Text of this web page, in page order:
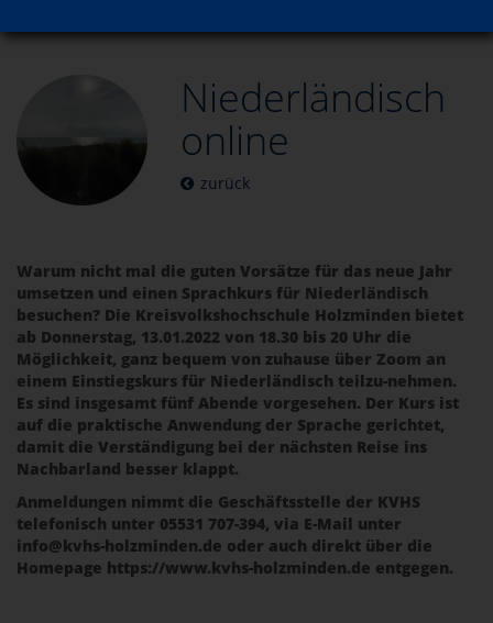
Niederländisch
online
zurück
Warum nicht mal die guten Vorsätze für das neue Jahr
umsetzen und einen Sprachkurs für Niederländisch
besuchen? Die Kreisvolkshochschule Holzminden bietet
ab Donnerstag, 13.01.2022 von 18.30 bis 20 Uhr die
Möglichkeit, ganz bequem von zuhause über Zoom an
einem Einstiegskurs für Niederländisch teilzu-nehmen.
Es sind insgesamt fünf Abende vorgesehen. Der Kurs ist
auf die praktische Anwendung der Sprache gerichtet,
damit die Verständigung bei der nächsten Reise ins
Nachbarland besser klappt.
Anmeldungen nimmt die Geschäftsstelle der KVHS
telefonisch unter 05531 707-394, via E-Mail unter
info@kvhs-holzminden.de oder auch direkt über die
Homepage https://www.kvhs-holzminden.de entgegen.